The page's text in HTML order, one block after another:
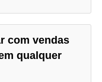
com vendas
qualquer